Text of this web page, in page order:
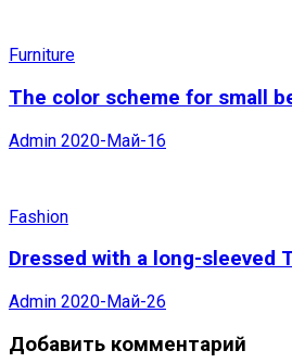
Furniture
The color scheme for small
Admin 2020-Май-16
Fashion
Dressed with a long-sleeved
Admin 2020-Май-26
Добавить комментарий